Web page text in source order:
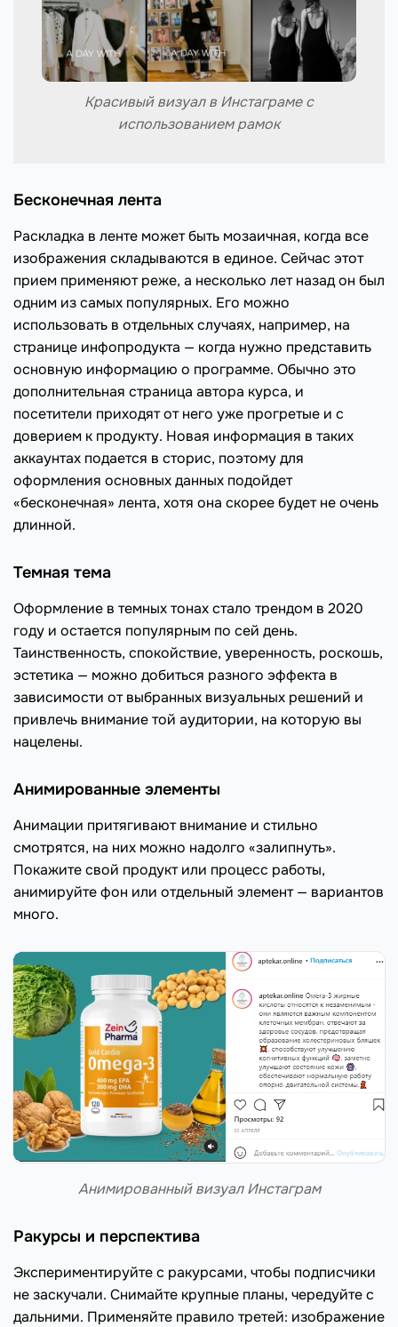
Красивый визуал в Инстаграме с
использованием рамок
Бесконечная лента
Раскладка в ленте может быть мозаичная, когда все
изображения складываются в единое. Сейчас этот
прием применяют реже, а несколько лет назад он был
одним из самых популярных. Его можно
использовать в отдельных случаях, например, на
странице инфопродукта — когда нужно представить
основную информацию о программе. Обычно это
дополнительная страница автора курса, и
посетители приходят от него уже прогретые и с
доверием к продукту. Новая информация в таких
аккаунтах подается в сторис, поэтому для
оформления основных данных подойдет
«бесконечная» лента, хотя она скорее будет не очень
длинной.
Темная тема
Оформление в темных тонах стало трендом в 2020
году и остается популярным по сей день.
Таинственность, спокойствие, уверенность, роскошь,
эстетика — можно добиться разного эффекта в
зависимости от выбранных визуальных решений и
привлечь внимание той аудитории, на которую вы
нацелены.
Анимированные элементы
Анимации притягивают внимание и стильно
смотрятся, на них можно надолго «залипнуть».
Покажите свой продукт или процесс работы,
анимируйте фон или отдельный элемент — вариантов
много.
Анимированный визуал Инстаграм
Ракурсы и перспектива
Экспериментируйте с ракурсами, чтобы подписчики
не заскучали. Снимайте крупные планы, чередуйте с
дальними. Применяйте правило третей: изображение